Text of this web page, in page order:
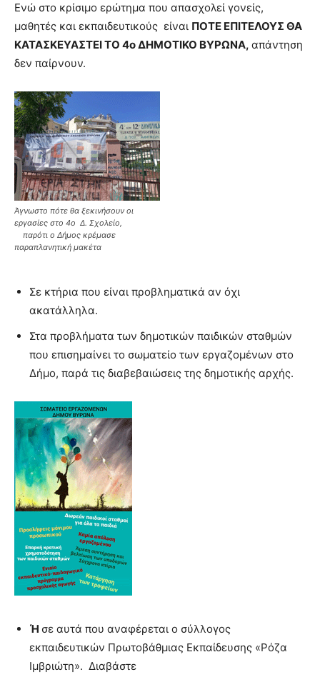
Ενώ στο κρίσιμο ερώτημα που απασχολεί γονείς,
μαθητές και εκπαιδευτικούς είναι ΠΟΤΕ ΕΠΙΤΕΛΟΥΣ ΘΑ
ΚΑΤΑΣΚΕΥΑΣΤΕΙ ΤΟ 4ο ΔΗΜΟΤΙΚΟ ΒΥΡΩΝΑ, απάντηση
δεν παίρνουν.
Άγνωστο πότε θα ξεκινήσουν οι
εργασίες στο 4ο Δ. Σχολείο,
παρότι ο Δήμος κρέμασε
παραπλανητική μακέτα
Σε κτήρια που είναι προβληματικά αν όχι
ακατάλληλα.
Στα προβλήματα των δημοτικών παιδικών σταθμών
που επισημαίνει το σωματείο των εργαζομένων στο
Δήμο, παρά τις διαβεβαιώσεις της δημοτικής αρχής.
Ή σε αυτά που αναφέρεται ο σύλλογος
εκπαιδευτικών Πρωτοβάθμιας Εκπαίδευσης «Ρόζα
Ιμβριώτη». Διαβάστε